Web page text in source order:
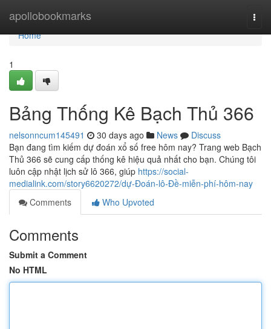
apollobookmarks
Home
Home
1
Bảng Thống Kê Bạch Thủ 366
nelsonncum145491 30 days ago News
Discuss
Bạn đang tìm kiếm dự đoán xổ số free hôm nay? Trang web Bạch
Thủ 366 sẽ cung cấp thống kê hiệu quả nhất cho bạn. Chúng tôi
luôn cập nhật lịch sử lô 366, giúp https://social-
medialink.com/story6620272/dự-Đoán-lô-Đề-miễn-phí-hôm-nay
Comments
Who Upvoted
Comments
Submit a Comment
No HTML